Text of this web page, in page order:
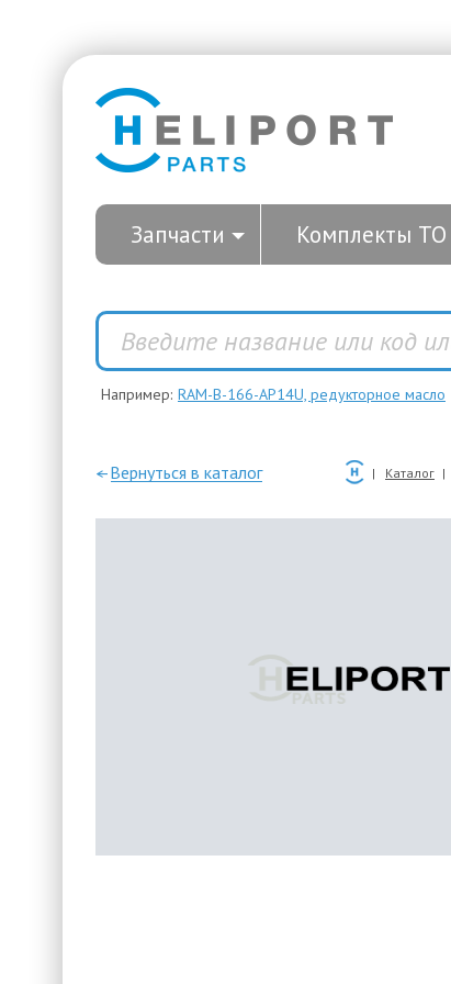
Запчасти Комплекты ТО
Например: RAM-B-166-AP14U, редукторное масло
—Вернуться в каталог Каталог